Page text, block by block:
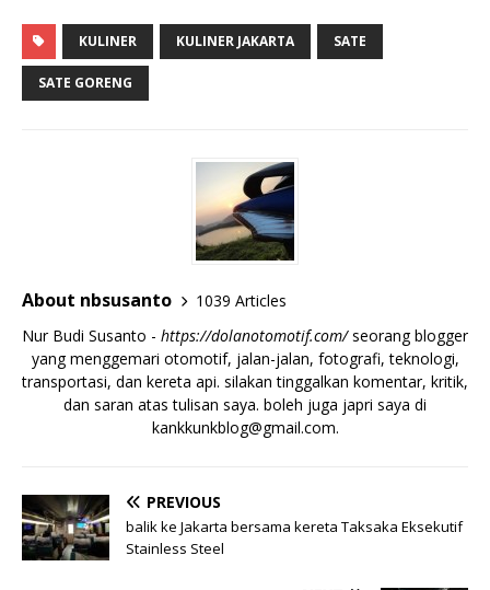
KULINER KULINER JAKARTA SATE
SATE GORENG
About nbsusanto
1039 Articles
Nur Budi Susanto - https://dolanotomotif.com/seorang blogger
yang menggemari otomotif, jalan-jalan, fotografi, teknologi,
transportasi, dan kereta api. silakan tinggalkan komentar, kritik,
dan saran atas tulisan saya. boleh juga japri saya di
kankkunkblog@gmail.com.
PREVIOUS
balik ke Jakarta bersama kereta Taksaka Eksekutif
Stainless Steel